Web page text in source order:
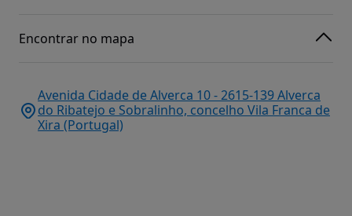
Encontrar no mapa
Avenida Cidade de Alverca 10 - 2615-139 Alverca
do Ribatejo e Sobralinho, concelho Vila Franca de
Xira (Portugal)